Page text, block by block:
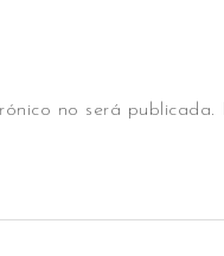
no será publicada.